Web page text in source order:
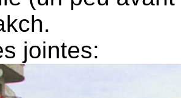
jointes: